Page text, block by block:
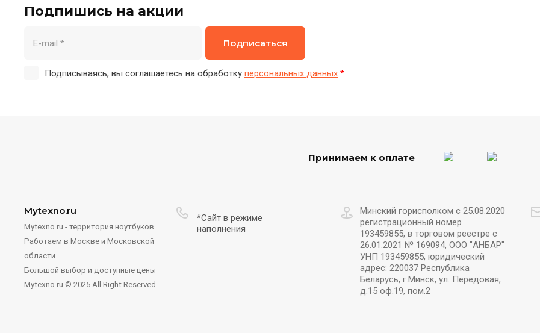
Подпишись на акции
Подписываясь, вы соглашаетесь на обработку персональных данных *
Подписаться
Принимаем к оплате
Mytexno.ru
Mytexno.ru - территория ноутбуков
Работаем в Москве и Московской
области
Большой выбор и доступные цены
Mytexno.ru © 2025 All Right Reserved
*Сайт в режиме
наполнения
Минский горисполком с 25.08.2020
регистрационный номер
193459855, в торговом реестре с
26.01.2021 № 169094, ООО "АНБАР"
УНП 193459855, юридический
адрес: 220037 Республика
Беларусь, г.Минск, ул. Передовая,
д.15 оф.19, пом.2